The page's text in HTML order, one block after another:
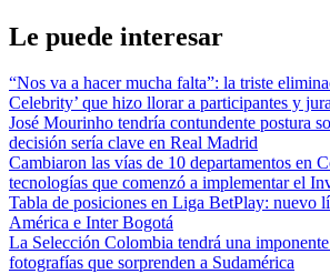
Le puede interesar
“Nos va a hacer mucha falta”: la triste
Celebrity’ que hizo llorar a participantes y
José Mourinho tendría contundente postura
decisión sería clave en Real Madrid
Cambiaron las vías de 10 departamentos en
tecnologías que comenzó a implementar el
Tabla de posiciones en Liga BetPlay: nuevo
América e Inter Bogotá
La Selección Colombia tendrá una
fotografías que sorprenden a Sudamérica